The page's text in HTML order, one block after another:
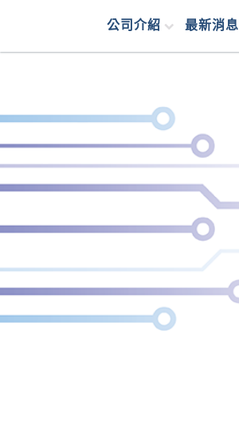
公司介紹 最新消息